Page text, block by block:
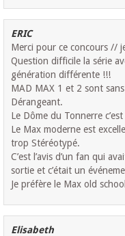
ERIC
Merci pour ce concours //
Question difficile la série
génération différente !!!
MAD MAX 1 et 2 sont
Dérangeant.
Le Dôme du Tonnerre
Le Max moderne est
trop Stéréotypé.
C’est l’avis d’un fan qui
sortie et c’était un
Je préfère le Max old
Elisabeth